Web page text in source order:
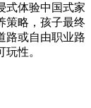
式体验中国式家
策略，孩子最终
路或自由职业路
性。